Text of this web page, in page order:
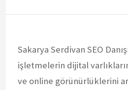
Sakarya Serdivan SEO
işletmelerin dijital
ve online görünürlüklerini